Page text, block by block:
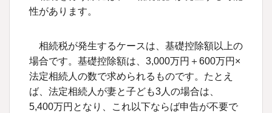
性があります。
相続税が発生するケースは、基礎控除額以上の
場合です。基礎控除額は、 3,000万円＋600万円 ×
法定相続人の数で求められるものです。たとえ
ば、法定相続人が妻と子ども3人の場合は、
5,400万円となり、これ以下ならば申告が不要で